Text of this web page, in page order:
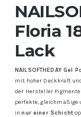
Floria
Lack
NAILSOFTHEDAY Gel
mit hoher Deckkraft
der Hersteller
perfekte, gleichmäßige
innur einer Schicht